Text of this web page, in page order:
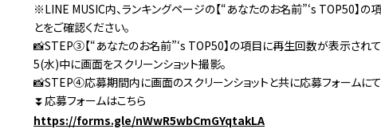
※LINE MUSIC内、ランキングページの【“あなたのお名前”‘s TOP50】
とをご確認ください。
📸STEP③【“あなたのお名前”‘s TOP50】の項目に再生回数が表示され
5(水)中に画面をスクリーンショット撮影。
📸STEP④応募期間内に画面のスクリーンショットと共に応募フォームに
⏬応募フォームはこちら
https://forms.gle/nWwR5wbCmGYqtakLA